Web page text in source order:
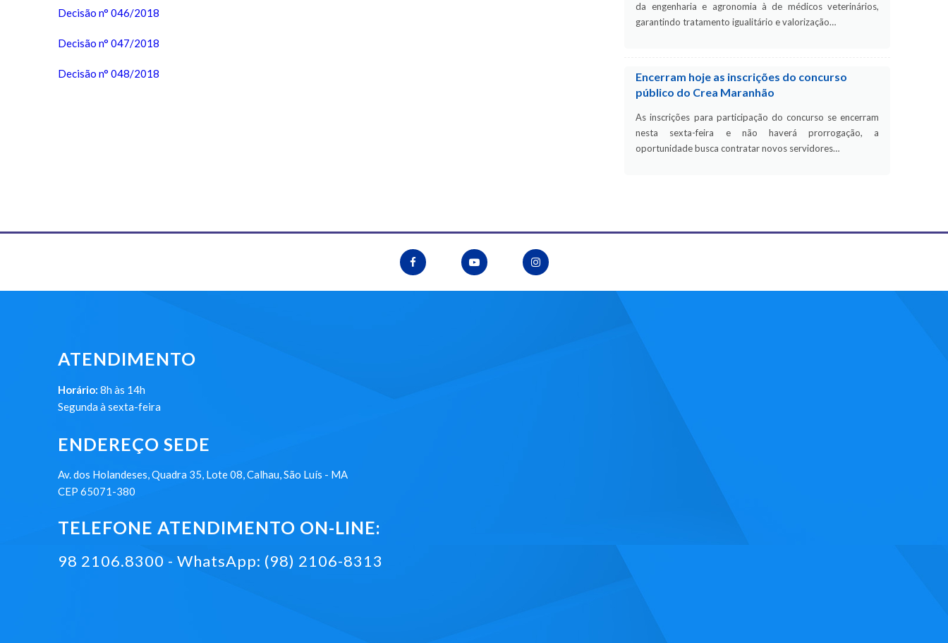
Decisão n° 046/2018
Decisão n° 047/2018
Decisão n° 048/2018
da engenharia e agronomia à de médicos veterinários,
garantindo tratamento igualitário e valorização…
Encerram hoje as inscrições do concurso
público do Crea Maranhão
As inscrições para participação do concurso se encerram
nesta sexta-feira e não haverá prorrogação, a
oportunidade busca contratar novos servidores…
ATENDIMENTO
Horário: 8h às 14h
Segunda à sexta-feira
ENDEREÇO SEDE
Av. dos Holandeses, Quadra 35, Lote 08, Calhau, São Luís - MA
CEP 65071-380
TELEFONE ATENDIMENTO ON-LINE:
98 2106.8300 - WhatsApp: (98) 2106-8313